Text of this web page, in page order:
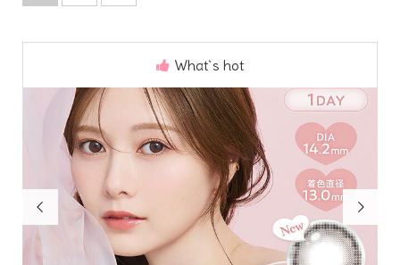
What`s hot
 